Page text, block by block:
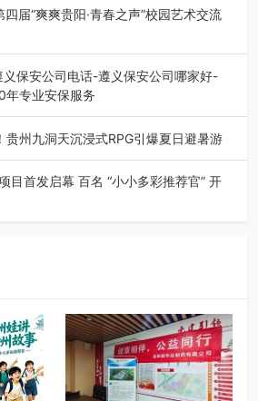
车…
届“爽爽贵阳·青春之声”校园艺术交流
，第四届“爽爽贵阳·青春之声”校园管
活动…
保安公司电话-遵义保安公司哪家好-
年专业安保服务
区运营、小区物业管理、建筑工地施
是举办各…
贵州九洞天沉浸式RPG引爆夏日避暑游
旧。而在毕节深处的九洞天景区，贵
式RPG…
目首发启幕 百名 “小小多彩推荐官” 开